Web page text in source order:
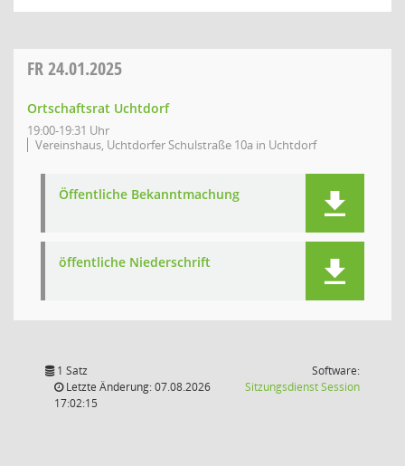
FR24.01.2025
Ortschaftsrat Uchtdorf
19:00-19:31 Uhr
Vereinshaus, Uchtdorfer Schulstraße 10a in Uchtdorf
Öffentliche Bekanntmachung
öffentliche Niederschrift
1 Satz
Letzte Änderung: 07.08.2026
17:02:15
Software:
SitzungsdienstSession(Wird in